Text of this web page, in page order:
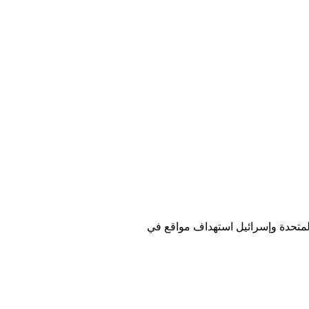
وإسرائيل استهداف مواقع في